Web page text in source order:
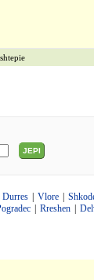
JEPI
Durres Vlore
Rreshen